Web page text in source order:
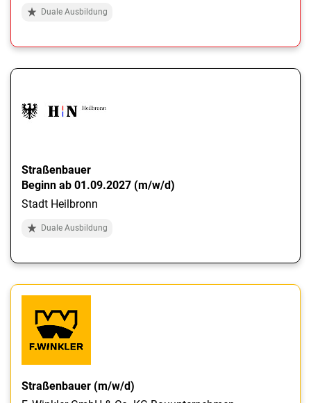
Duale Ausbildung
Straßenbauer
Beginn ab 01.09.2027 (m/w/d)
Stadt Heilbronn
Duale Ausbildung
Straßenbauer (m/w/d)